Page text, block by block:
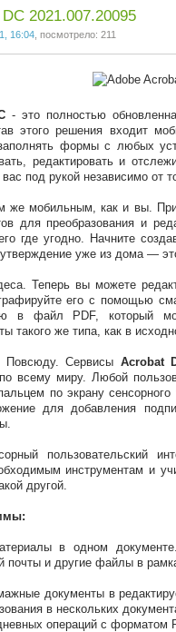
2021.007.20095
16:04 , посмотрело: 211
- это полностью
этого решения входит
формы с любых
редактировать и
под рукой независимо от
же мобильным, как и вы.
для преобразования и
где угодно. Начните
уже из дома —
Теперь вы можете
его с помощью
в файл PDF, который
такого же типа, как в
Повсюду. Сервисы Acrobat
всему миру. Любой
по экрану
для добавления
пользовательский
инструментам и
другой.
в одном документе.
почты и другие файлы в
документы в
в нескольких
операций с форматом